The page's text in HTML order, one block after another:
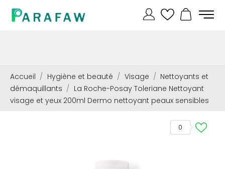
Accueil Hygiène et beauté Visage
Nettoyants et
démaquillants
La Roche-Posay Toleriane Nettoyant
visage et yeux 200ml Dermo nettoyant peaux sensibles
0